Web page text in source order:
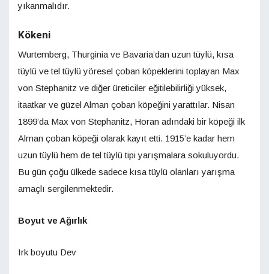
yıkanmalıdır.
Kökeni
Wurtemberg, Thurginia ve Bavaria’dan uzun tüylü, kısa
tüylü ve tel tüylü yöresel çoban köpeklerini toplayan Max
von Stephanitz ve diğer üreticiler eğitilebilirliği yüksek,
itaatkar ve güzel Alman çoban köpeğini yarattılar. Nisan
1899’da Max von Stephanitz, Horan adındaki bir köpeği ilk
Alman çoban köpeği olarak kayıt etti. 1915’e kadar hem
uzun tüylü hem de tel tüylü tipi yarışmalara sokuluyordu.
Bu gün çoğu ülkede sadece kısa tüylü olanları yarışma
amaçlı sergilenmektedir.
Boyut ve Ağırlık
Irk boyutu Dev